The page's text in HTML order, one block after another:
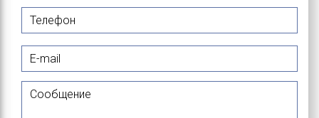
Телефон
Сообщение